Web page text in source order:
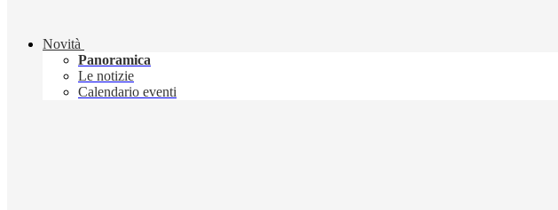
Novità
Panoramica
Le notizie
Calendario eventi